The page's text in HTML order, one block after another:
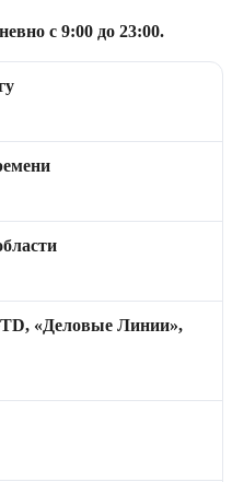
с 9:00 до 23:00.
«Деловые Линии»,